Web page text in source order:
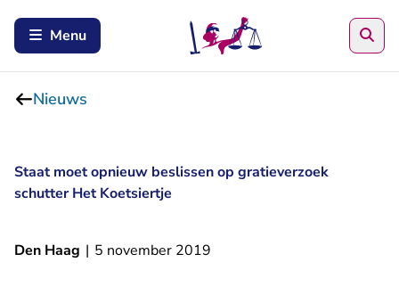
Menu
Nieuws
Staat moet opnieuw beslissen op gratieverzoek
schutter Het Koetsiertje
Den Haag | 5 november 2019